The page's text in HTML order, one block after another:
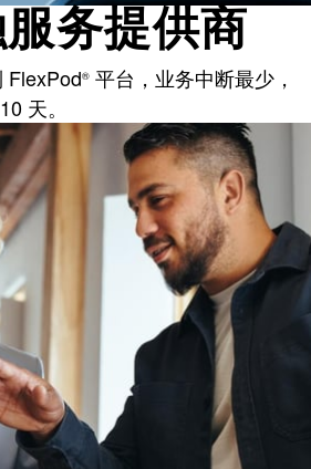
务提供商
FlexPod® 平台，业务中断最少，
天。